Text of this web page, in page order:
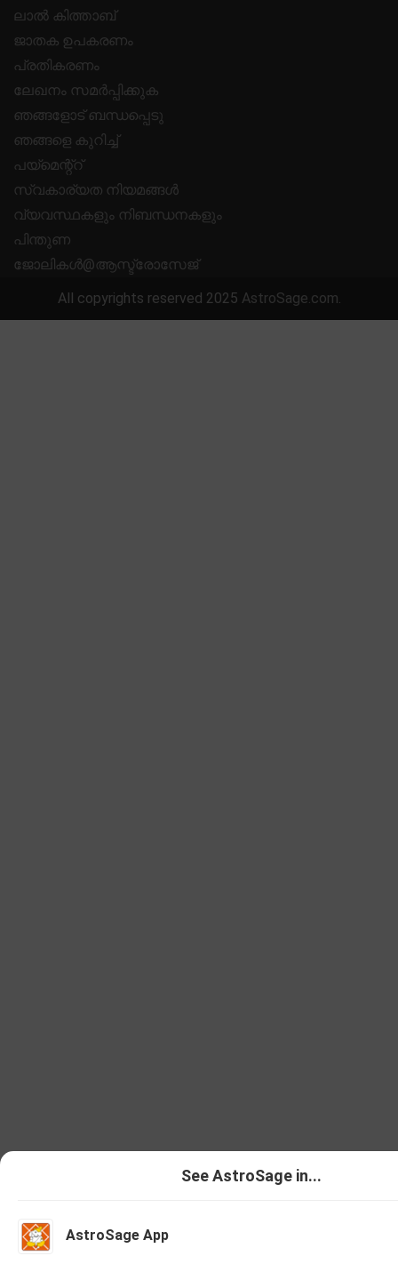
ലാൽ കിത്താബ്
ജാതക ഉപകരണം
പ്രതികരണം
ലേഖനം സമർപ്പിക്കുക
ഞങ്ങളോട് ബന്ധപ്പെടു
ഞങ്ങളെ കുറിച്ച്
പയ്മെന്റ്റ്
സ്വകാര്യത നിയമങ്ങൾ
വ്യവസ്ഥകളും നിബന്ധനകളും
പിന്തുണ
ജോലികൾ@ആസ്ട്രോസേജ്
All copyrights reserved 2025 AstroSage.com.
See AstroSage in...
AstroSage App